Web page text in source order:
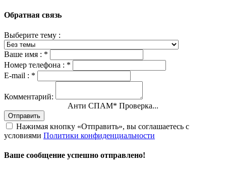
Обратная связь
Выберите тему :
Ваше имя : *
Номер телефона : *
E-mail : *
Комментарий:
Анти СПАМ* Проверка...
Отправить
Нажимая кнопку «Отправить», вы соглашаетесь с
условиями Политики конфиденциальности
Ваше сообщение успешно отправлено!